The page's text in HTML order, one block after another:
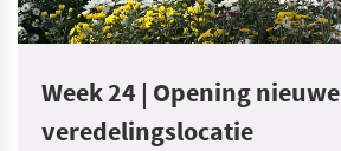
Week 24 | Opening nieuwe
veredelingslocatie